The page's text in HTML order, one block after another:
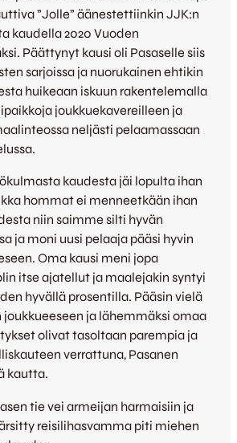
”Jolle” äänestettiinkin JJK:n
kaudella 2020 Vuoden
Päättynyt kausi oli Pasaselle siis
sarjoissa ja nuorukainen ehtikin
huikeaan iskuun rakentelemalla
joukkuekavereilleen ja
neljästi pelaamassaan
kaudesta jäi lopulta ihan
hommat ei menneetkään ihan
niin saimme silti hyvän
ja moni uusi pelaaja pääsi hyvin
Oma kausi meni jopa
itse ajatellut ja maalejakin syntyi
hyvällä prosentilla. Pääsin vielä
joukkueeseen ja lähemmäksi omaa
olivat tasoltaan parempia ja
verrattuna, Pasanen
kautta.
tie vei armeijan harmaisiin ja
reisilihasvamma piti miehen